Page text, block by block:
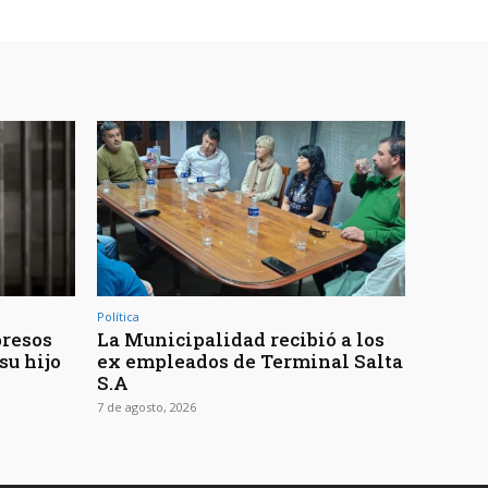
hijo
Política
La Municipalidad recibió a los
ex empleados de Terminal Salta
S.A
7 de agosto, 2026